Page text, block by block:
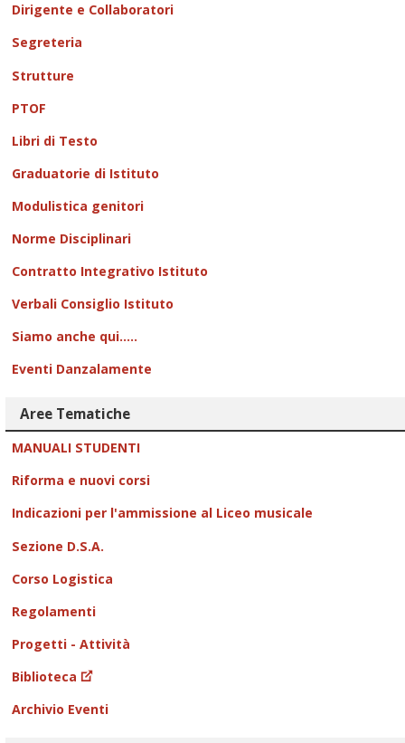
Dirigente e Collaboratori
Segreteria
Strutture
PTOF
Libri di Testo
Graduatorie di Istituto
Modulistica genitori
Norme Disciplinari
Contratto Integrativo Istituto
Verbali Consiglio Istituto
Siamo anche qui.....
Eventi Danzalamente
Aree Tematiche
MANUALI STUDENTI
Riforma e nuovi corsi
Indicazioni per l'ammissione al Liceo musicale
Sezione D.S.A.
Corso Logistica
Regolamenti
Progetti - Attività
Biblioteca
Archivio Eventi